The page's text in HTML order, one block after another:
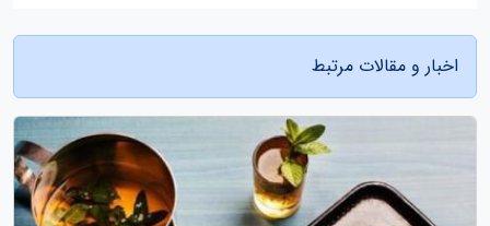
اخبار و مقالات مرتبط